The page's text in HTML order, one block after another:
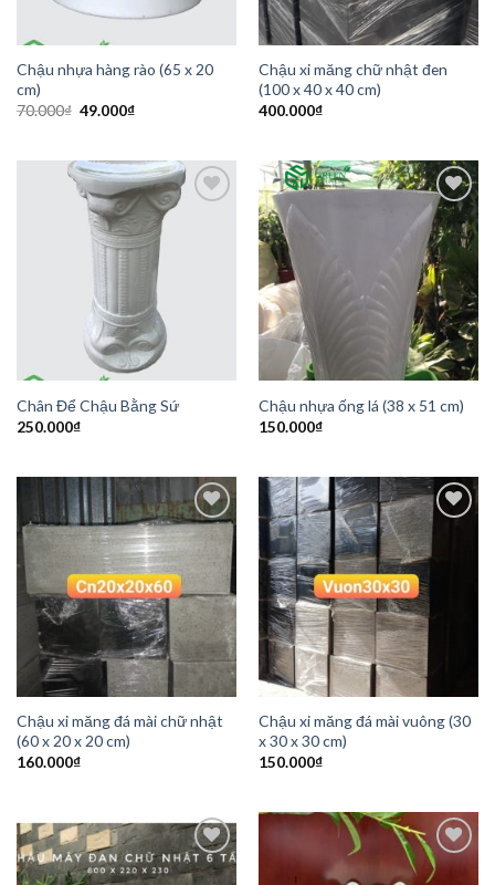
Chậu nhựa hàng rào (65 x 20
cm)
70.000₫ Giá
49.000₫Giá
49.000₫.
Chậu xi măng chữ nhật đen
(100 x 40 x 40 cm)
400.000₫
Chân Để Chậu Bằng Sứ
250.000₫
Add to
Wishlist
Chậu nhựa ống lá (38 x 51 cm)
150.000₫
Add to
Wishlist
Chậu xi măng đá mài chữ nhật
(60 x 20 x 20 cm)
160.000₫
Wishlist
Chậu xi măng đá mài vuông (30
x 30 x 30 cm)
150.000₫